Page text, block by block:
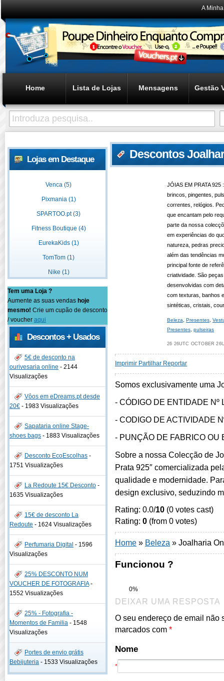
A
Home Lista de Lojas Mensagens Gestão
Lojas em Destaque
Venca (5)
Pixmania (1)
SPARTOO.pt (3)
Fitness Boutique (4)
EurekaKids (1)
TomTom (1)
Nike (1)
Tem uma Loja ?
Aumente as suas vendas hoje
mesmo! Crie um cupão de desconto
/ voucher aqui
Descontos + Usados
5€ de desconto na
ourivesaria online - 2144
Visualizações
Vôos em eDreams.pt desde
20€ - 1983 Visualizações
Sapataria online Stage-
shoes bags - 1883 Visualizações
Desconto EcoEscolhas -
1751 Visualizações
La Redoute 15€ Desconto -
1635 Visualizações
15€ de desconto La
Redoute - 1624 Visualizações
Perfumaria Digital - 1596
Visualizações
25% DESCONTO NUM
VOUCHER DE FOTOGRAFIA-
1552 Visualizações
25% - Fotografia -
Momentos de Familia - 1548
Visualizações
Portes de envio grátis
Bebijuteria - 1533 Visualizações
Descontos
JÓIAS EM PRATA 925
brincos, pingentes,
correntes, relógios.
que encantam pelo
parte da nossa
em experiências do
natureza, pedras
além das tendências
principal fonte de
criatividade. São
desenvolvidas com
com texturas, banhos
sintéticas, cristais,
Beleza Presentes
Presentes pulseiras
26 26UTC OCTOBER
Imprimir Partilhar Reportar
Somos exclusivamente uma
- CÓDIGO DE ENTIDADE Nº
- CODIGO DE ACTIVIDADE
- PUNÇÃO DE FABRICO OU
Sobre a nossa Colecção de
Prata 925″ comercializada
qualidade e modernidade.
design exclusivo, seduzindo
Rating: 0.0/10 (0 votes cast)
Rating: 0 (from 0 votes)
Home » Beleza » Joalharia
Funcionou ?
0%
DEIXAR UMA RESPOSTA
O seu endereço de email não
marcados com *
Nome
*